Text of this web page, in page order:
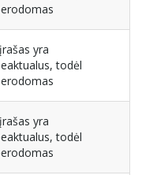
yra
todėl
yra
todėl